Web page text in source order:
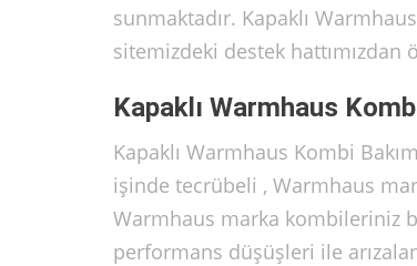
sunmaktadır. Kapaklı
sitemizdeki destek
Kapaklı Warmhaus
Kapaklı Warmhaus Kombi
işinde tecrübeli , Warmhaus
Warmhaus marka kombileriniz
performans düşüşleri ile